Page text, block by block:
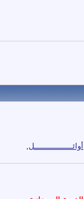
أوائــــــــــــــــل,